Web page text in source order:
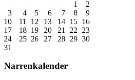
1
2
3
4 5 6 7 8
9
10
11 12 13 14 15 16
17
18 19 20 21 22
23
24
25 26 27 28 29 30
31
Narrenkalender